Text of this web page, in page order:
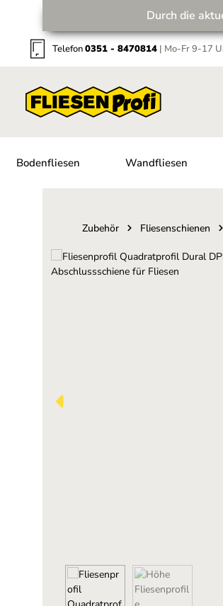
Zur Hauptnavigation springen
Durch die
Telefon0351 - 8470814 | Mo-Fr 9-17
Bodenfliesen Wandfliesen
Zubehör Fliesenschienen
Bildergalerie überspringen